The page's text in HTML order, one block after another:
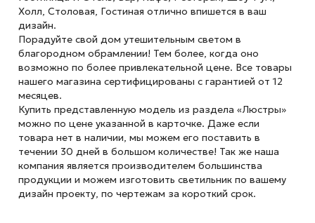
Холл, Столовая, Гостиная отлично впишется в ваш
дизайн.
Порадуйте свой дом утешительным светом в
благородном обрамлении! Тем более, когда оно
возможно по более привлекательной цене. Все товары
нашего магазина сертифицированы с гарантией от 12
месяцев.
Купить представленную модель из раздела «Люстры»
можно по цене указанной в карточке. Даже если
товара нет в наличии, мы можем его поставить в
течении 30 дней в большом количестве! Так же наша
компания является производителем большинства
продукции и можем изготовить светильник по вашему
дизайн проекту, по чертежам за короткий срок.